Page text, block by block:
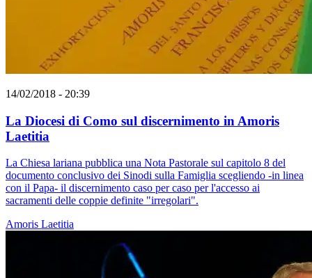
14/02/2018 - 20:39
La Diocesi di Como sul discernimento in Amoris
Laetitia
La Chiesa lariana pubblica una Nota Pastorale sul capitolo 8 del
documento conclusivo dei Sinodi sulla Famiglia scegliendo -in linea
con il Papa- il discernimento caso per caso per l'accesso ai
sacramenti delle coppie definite "irregolari".
Amoris Laetitia